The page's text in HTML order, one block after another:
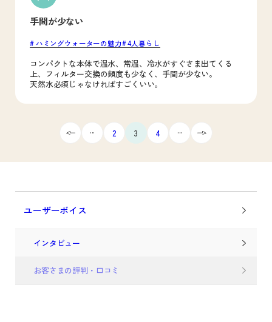
手間が少ない
ハミングウォーターの魅力 4人暮らし
コンパクトな本体で温水、常温、冷水がすぐさま出てくる
上、フィルター交換の頻度も少なく、手間が少ない。
天然水必須じゃなければすごくいい。
... 2 3 4 ...
ユーザーボイス
インタビュー
お客さまの評判・口コミ